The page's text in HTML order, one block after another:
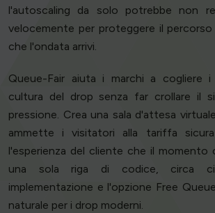
l'autoscaling da solo potrebbe non
velocemente per proteggere il
che l'ondata arrivi.
Queue-Fair aiuta i marchi a cogliere
cultura del drop senza far crollare il
pressione. Crea una sala d'attesa
ammette i visitatori alla tariffa
l'esperienza del cliente che il momento
una sola riga di codice, circa
implementazione e l'opzione Free
naturale per i drop moderni.